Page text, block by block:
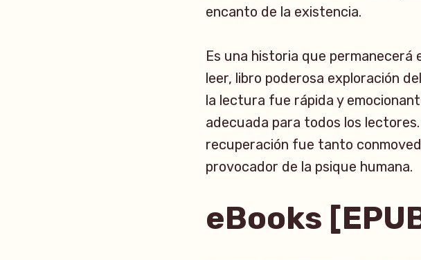
encanto de la existencia.
Es una historia que
leer, libro poderosa exploración
la lectura fue rápida y
adecuada para todos los
recuperación fue tanto
provocador de la psique humana.
eBooks